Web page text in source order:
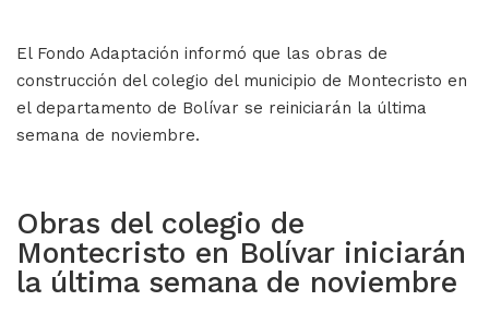
El Fondo Adaptación informó que las obras de
construcción del colegio del municipio de Montecristo en
el departamento de Bolívar se reiniciarán la última
semana de noviembre.
Obras del colegio de
Montecristo en Bolívar iniciarán
la última semana de noviembre